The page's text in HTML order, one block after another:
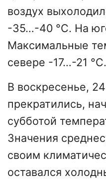
воздух
-35…-40 °С. На
Максимальные
севере -17…-21 °С.
В воскресенье,
прекратились,
субботой
Значения
своим
оставался